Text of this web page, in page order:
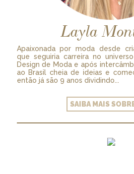
Layla
Apaixonada por moda desde
que seguiria carreira no
Design de Moda e após
ao Brasil cheia de ideias e
então já são 9 anos dividindo...
SAIBA MAIS